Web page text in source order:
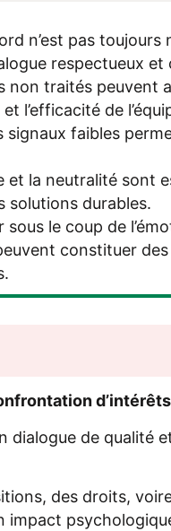
n’est pas toujours
respectueux et
non traités peuvent
l’efficacité de
signaux faibles
et la neutralité sont
solutions durables.
sous le coup de
constituer
dialogue de qualité
des droits,
impact